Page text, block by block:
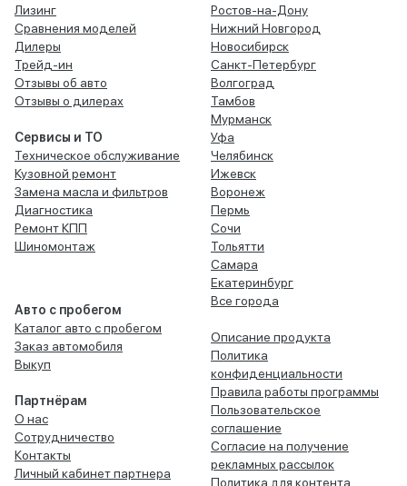
Лизинг
Сравнения моделей
Дилеры
Трейд-ин
Отзывы об авто
Отзывы о дилерах
Сервисы и ТО
Техническое обслуживание
Кузовной ремонт
Замена масла и фильтров
Диагностика
Ремонт КПП
Шиномонтаж
Авто с пробегом
Каталог авто с пробегом
Заказ автомобиля
Выкуп
Партнёрам
О нас
Сотрудничество
Контакты
Личный кабинет партнера
Ростов-на-Дону
Нижний Новгород
Новосибирск
Санкт-Петербург
Волгоград
Тамбов
Мурманск
Уфа
Челябинск
Ижевск
Воронеж
Пермь
Сочи
Тольятти
Самара
Екатеринбург
Все города
Описание продукта
Политика
конфиденциальности
Правила работы программы
Пользовательское
соглашение
Согласие на получение
рекламных рассылок
Политика для контента,